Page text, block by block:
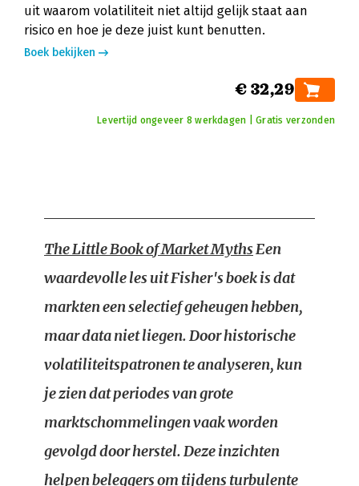
uit waarom volatiliteit niet altijd gelijk staat aan
risico en hoe je deze juist kunt benutten.
Boek bekijken
€ 32,29
Levertijd ongeveer 8 werkdagen | Gratis verzonden
The Little Book of Market MythsEen
waardevolle les uit Fisher's boek is dat
markten een selectief geheugen hebben,
maar data niet liegen. Door historische
volatiliteitspatronen te analyseren, kun
je zien dat periodes van grote
marktschommelingen vaak worden
gevolgd door herstel. Deze inzichten
helpen beleggers om tijdens turbulente